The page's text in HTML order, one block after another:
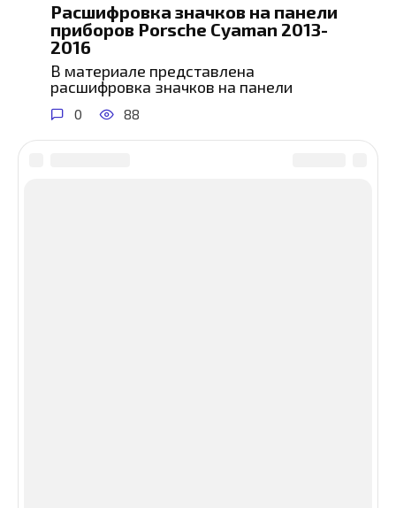
Расшифровка значков на панели
приборов Porsche Cyaman 2013-
2016
В материале представлена
расшифровка значков на панели
0 88